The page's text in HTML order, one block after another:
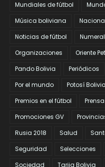
Mundiales de fútbol
Música boliviana
Noticias de fútbol
Organizaciones
Oriente
Pando Bolivia
Periódicos
Por el mundo
Potosí Bolivia
Premios en el fútbol
Prensa
Promociones GV
Rusia 2018
Salud
Seguridad
Selecciones
Sociedad
Tarija Bolivia